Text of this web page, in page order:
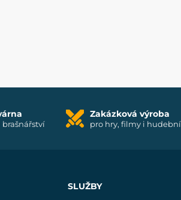
brašnářství
Zakázková výroba
pro hry, filmy i
SLUŽBY